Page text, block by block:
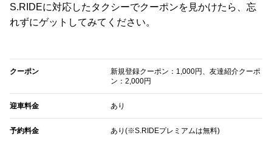
S.RIDEに対応したタクシーでクーポンを見かけたら、忘
れずにゲットしてみてください。
クーポン
新規登録クーポン：1,000円、友達紹介クーポ
ン：2,000円
迎車料金 あり
予約料金 あり(※S.RIDEプレミアムは無料)